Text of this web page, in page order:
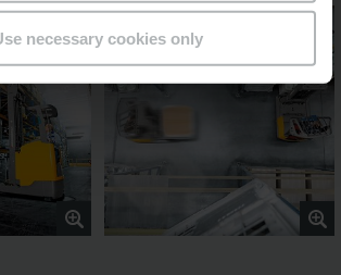
necessary cookies only